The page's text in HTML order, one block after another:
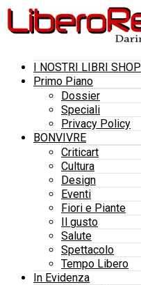
I NOSTRI LIBRI SHOP
Primo Piano
Dossier
Speciali
Privacy Policy
BONVIVRE
Criticart
Cultura
Design
Eventi
Fiori e Piante
Il gusto
Salute
Spettacolo
Tempo Libero
In Evidenza